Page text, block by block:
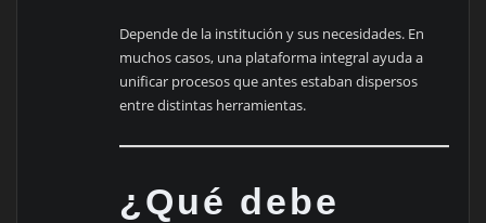
Depende de la institución y sus necesidades. En
muchos casos, una plataforma integral ayuda a
unificar procesos que antes estaban dispersos
entre distintas herramientas.
¿Qué debe